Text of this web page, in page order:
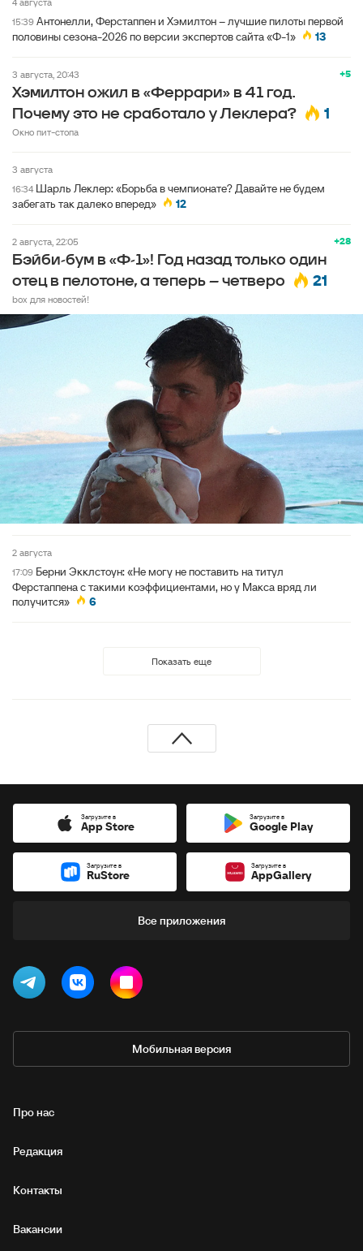
15:39 Антонелли, Ферстаппен и Хэмилтон – лучшие пилоты первой
половины сезона-2026 по версии экспертов сайта «Ф-1»
13
+5
3 августа, 20:43
Хэмилтон ожил в «Феррари» в 41 год.
Почему это не сработало у Леклера?
1
Окно пит-стопа
3 августа
16:34 Шарль Леклер: «Борьба в чемпионате? Давайте не будем
забегать так далеко вперед»
12
+28
2 августа, 22:05
Бэйби-бум в «Ф-1»! Год назад только один
отец в пелотоне, а теперь – четверо
21
box для новостей!
2 августа
17:09 Берни Экклстоун: «Не могу не поставить на титул
Ферстаппена с такими коэффициентами, но у Макса вряд ли
получится»
6
Показать еще
Загрузите в
App Store
Загрузите в
Google Play
Загрузите в
RuStore
Загрузите в
AppGallery
Все приложения
Мобильная версия
Про нас
Редакция
Контакты
Вакансии